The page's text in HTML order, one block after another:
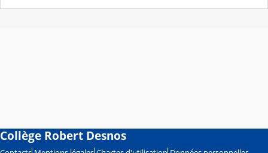
Collège Robert Desnos